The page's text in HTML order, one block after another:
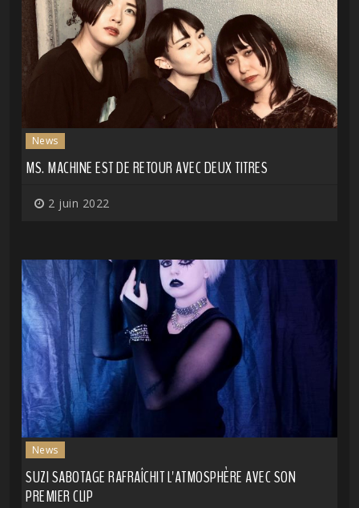
News
MS. MACHINE EST DE RETOUR AVEC DEUX TITRES
2 juin 2022
News
SUZI SABOTAGE RAFRAÎCHIT L'ATMOSPHÈRE AVEC SON
PREMIER CLIP